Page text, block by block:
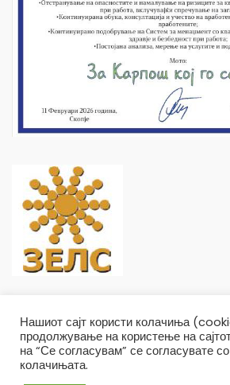
Нашиот сајт користи колачиња
продолжување на користење на
на “Се согласувам” се согласувате
колачињата.